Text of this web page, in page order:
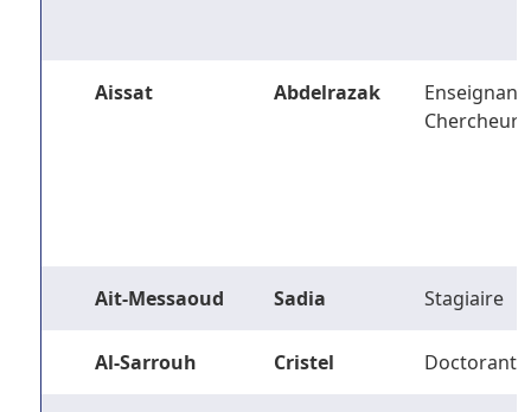
Aissat Abdelrazak
Enseignant-
Chercheur
Ait-Messaoud Sadia Stagiaire
Al-Sarrouh Cristel Doctorant